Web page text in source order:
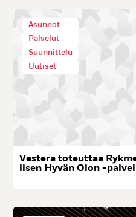
Asunnot
Palvelut
Suunnittelu
Uutiset
Ves­te­ra to­teut­taa
li­sen Hy­vän Olon -